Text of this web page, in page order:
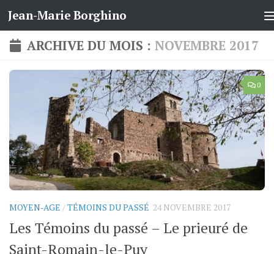
Skip to content
Jean-Marie Borghino
ARCHIVE DU MOIS : NOVEMBRE 2017
0
MOYEN-AGE /TÉMOINS DU PASSÉ 24 NOVEMBRE 2017
Les Témoins du passé – Le prieuré de
Saint-Romain-le-Puy